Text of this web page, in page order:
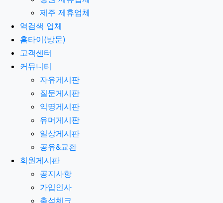
제주 제휴업체
역검색 업체
홈타이(방문)
고객센터
커뮤니티
자유게시판
질문게시판
익명게시판
유머게시판
일상게시판
공유&교환
회원게시판
공지사항
가입인사
출석체크